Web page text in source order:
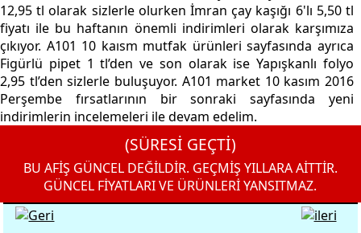
12,95 tl olarak sizlerle olurken İmran çay kaşığı 6'lı 5,50 tl
fiyatı ile bu haftanın önemli indirimleri olarak karşımıza
çıkıyor. A101 10 kaısm mutfak ürünleri sayfasında ayrıca
Figürlü pipet 1 tl’den ve son olarak ise Yapışkanlı folyo
2,95 tl’den sizlerle buluşuyor. A101 market 10 kasım 2016
Perşembe fırsatlarının bir sonraki sayfasında yeni
indirimlerin incelemeleri ile devam edelim.
(SÜRESİ GEÇTİ)
BU AFİŞ GÜNCEL DEĞİLDİR. GEÇMİŞ YILLARA AİTTİR.
GÜNCEL FİYATLARI VE ÜRÜNLERİ YANSITMAZ.